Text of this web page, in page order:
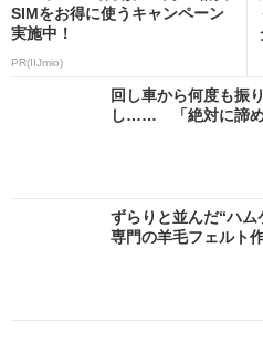
SIMをお得に使うキャンペーン
実施中！
PR(IIJmio)
回し車から何度も振
し…… 「絶対に諦め
ずらりと並んだ“ハ
専門の羊毛フェルト